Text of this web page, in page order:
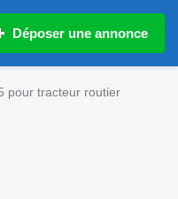
Déposer une annonce
pour tracteur routier